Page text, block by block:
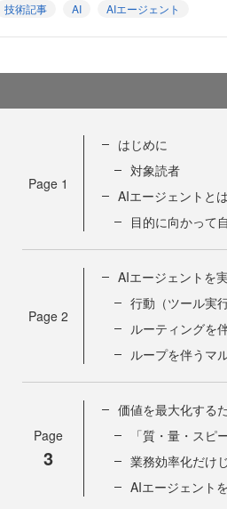
技術記事 AI AIエージェント
Page 1
はじめに
対象読者
AIエージェントと
目的に向かって
Page 2
AIエージェントを
行動（ツール実
ルーティングを
ループを伴うマ
Page
3
価値を最大化する
「質・量・スピ
業務効率化だけ
AIエージェント